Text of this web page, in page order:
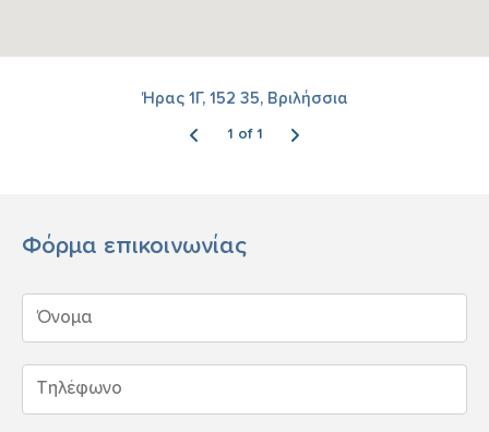
Ήρας 1Γ, 152 35, Βριλήσσια
1 of 1
Φόρμα επικοινωνίας